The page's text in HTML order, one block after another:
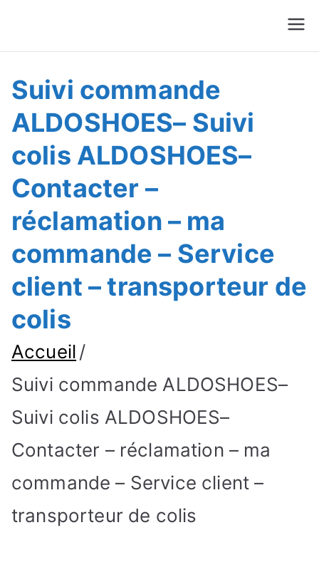
Suivre Colis - Suivre
Commande
Suivi commande
ALDOSHOES– Suivi
colis ALDOSHOES–
Contacter –
réclamation – ma
commande – Service
client – transporteur de
colis
Accueil
Suivi commande ALDOSHOES–
Suivi colis ALDOSHOES–
Contacter – réclamation – ma
commande – Service client –
transporteur de colis